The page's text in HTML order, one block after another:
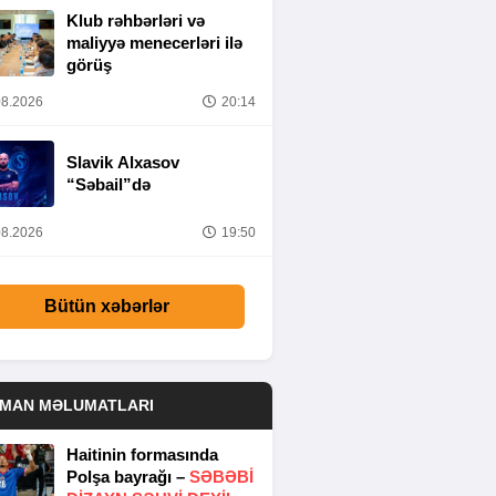
Klub rəhbərləri və
maliyyə menecerləri ilə
görüş
20:14
Slavik Alxasov
“Səbail”də
19:50
Bütün xəbərlər
MƏLUMATLARI
Haitinin formasında
Polşa bayrağı – SƏBƏBI